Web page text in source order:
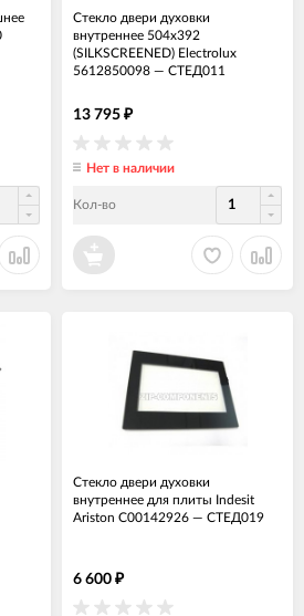
Стекло двери духовки
внутреннее 504x392
(SILKSCREENED) Electrolux
5612850098 — СТЕД011
13 795 ₽
Нет в наличии
Кол-во
Стекло двери духовки
внутреннее для плиты Indesit
Ariston C00142926 — СТЕД019
6 600 ₽